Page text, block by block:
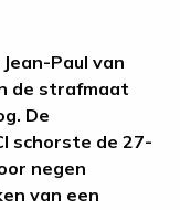
Paul van
de strafmaat
De
schorste de 27-
negen
van een